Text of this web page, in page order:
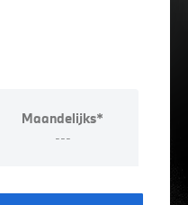
Maandelijks*
---